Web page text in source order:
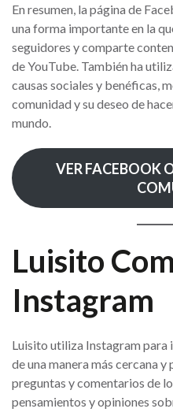
En resumen, la página de
una forma importante en la
seguidores y comparte
de YouTube. También ha
causas sociales y benéficas,
comunidad y su deseo de
mundo.
VER FACEBOOK
Luisito
Instagram
Luisito utiliza Instagram para
de una manera más cercana
preguntas y comentarios de
pensamientos y opiniones